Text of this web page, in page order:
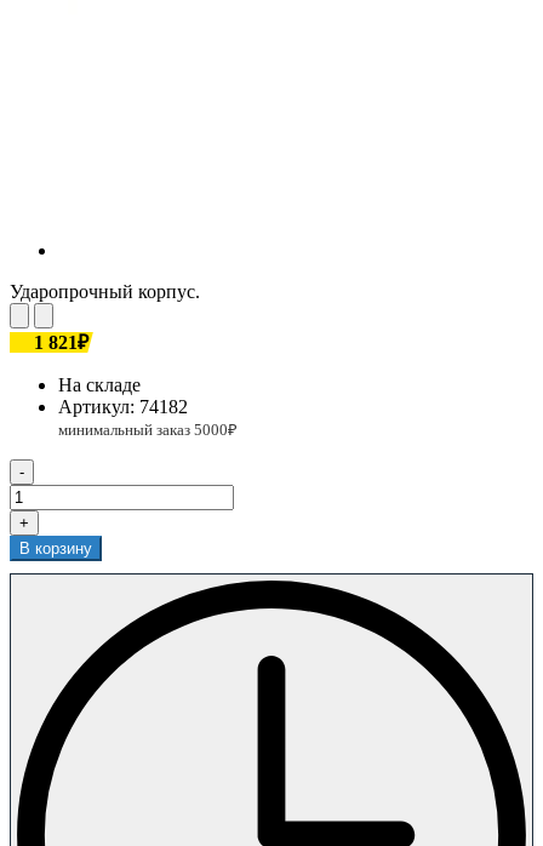
Ударопрочный корпус.
1 821₽
На складе
Артикул: 74182
-
+
В корзину